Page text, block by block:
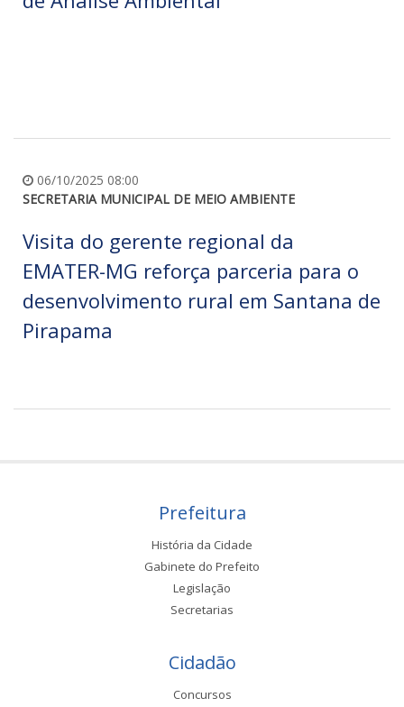
06/10/2025 08:00
SECRETARIA MUNICIPAL DE MEIO AMBIENTE
Visita do gerente regional da
EMATER-MG reforça parceria para o
desenvolvimento rural em Santana de
Pirapama
Prefeitura
História da Cidade
Gabinete do Prefeito
Legislação
Secretarias
Cidadão
Concursos